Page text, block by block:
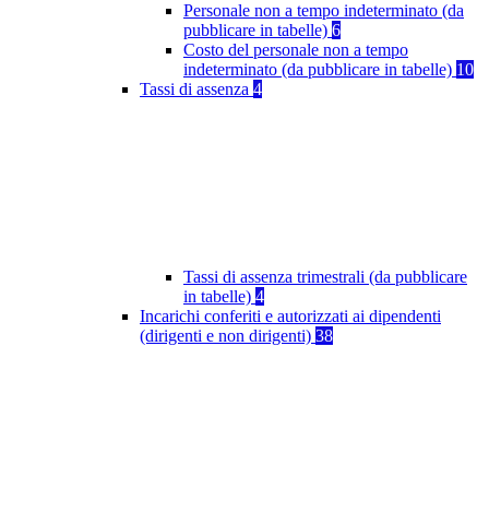
Personale non a tempo indeterminato (da
pubblicare in tabelle) 6
Costo del personale non a tempo
indeterminato (da pubblicare in tabelle) 10
Tassi di assenza 4
Tassi di assenza trimestrali (da pubblicare
in tabelle) 4
Incarichi conferiti e autorizzati ai dipendenti
(dirigenti e non dirigenti) 38